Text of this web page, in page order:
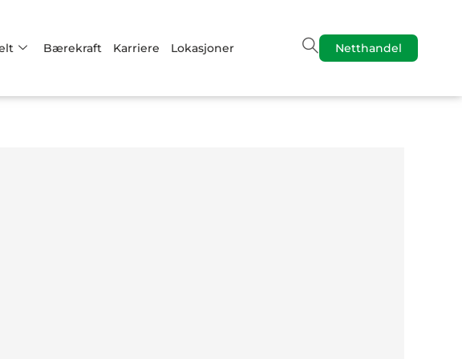
Bærekraft Karriere Lokasjoner Netthandel